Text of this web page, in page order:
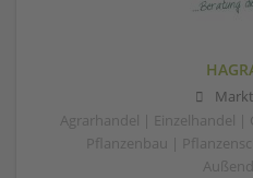
Agrarhandel | Einzelhandel |
Pflanzenbau |